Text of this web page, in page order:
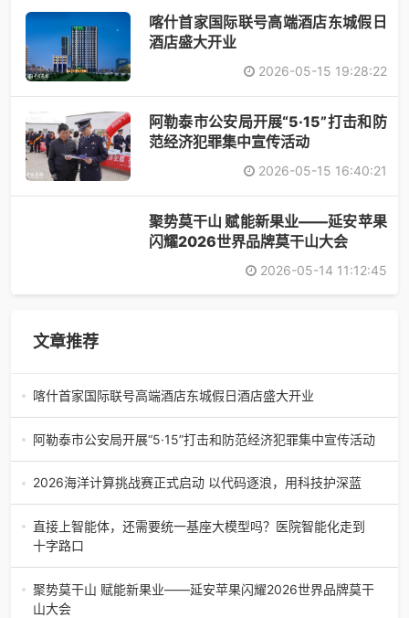
喀什首家国际联号高端酒店东城假日
酒店盛大开业
2026-05-15 19:28:22
阿勒泰市公安局开展“5·15”打击和防
范经济犯罪集中宣传活动
2026-05-15 16:40:21
聚势莫干山 赋能新果业——延安苹果
闪耀2026世界品牌莫干山大会
2026-05-14 11:12:45
文章推荐
喀什首家国际联号高端酒店东城假日酒店盛大开业
凤凰新闻社新疆讯【记者 陈会林报道】五月的喀什，和风送
暖，繁花似锦，丝路古城处处洋溢着蓬勃生机。暖阳铺洒在
阿勒泰市公安局开展“5·15”打击和防范经济犯罪集中宣传活动
阿勒泰讯：【洪辉晨】在第17个全国打击和防范经济犯罪宣
传日到来之际，为切实筑牢经济金融安全防线，全力守护人
2026海洋计算挑战赛正式启动 以代码逐浪，用科技护深蓝
为响应海洋强国战略，赋能生产力发展，培养海洋科技青年
人才，第三届海洋计算挑战赛（Marine Computing
Challenge，简称MCC 2026）近日正式启
直接上智能体，还需要统一基座大模型吗？医院智能化走到
十字路口
国际数据公司（IDC）最新发布的《中国医疗大模型技术评
估，2026》报告引起了中国软件网的注意。该报告指出，当
前医院的智能化建设，正在从2
聚势莫干山 赋能新果业——延安苹果闪耀2026世界品牌莫干
山大会